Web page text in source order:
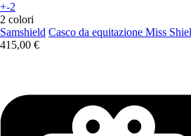
+-2
2 colori
Samshield Casco da equitazione Miss
415,00 €